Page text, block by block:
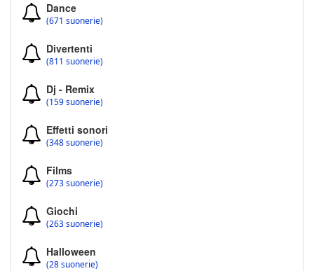
Dance
(671 suonerie)
Divertenti
(811 suonerie)
Dj - Remix
(159 suonerie)
Effetti sonori
(348 suonerie)
Films
(273 suonerie)
Giochi
(263 suonerie)
Halloween
(28 suonerie)